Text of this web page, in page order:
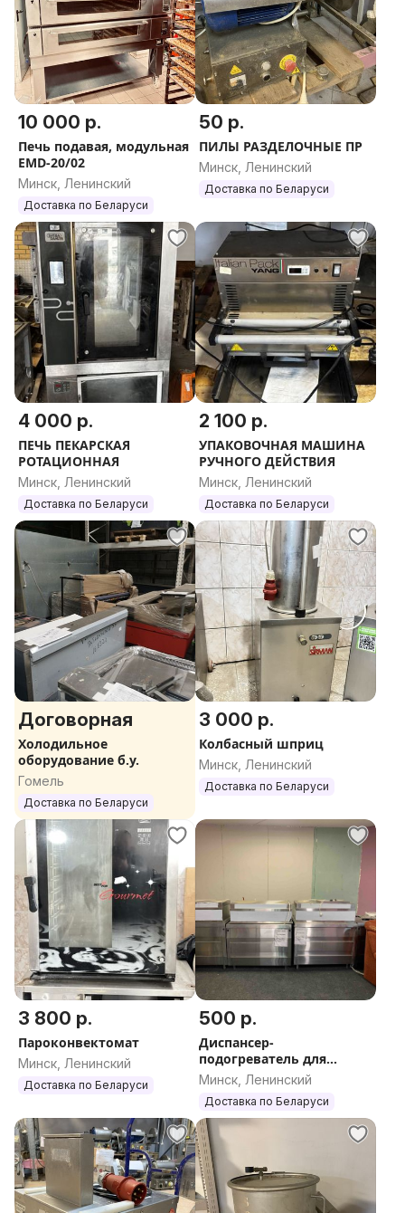
10 000 р.
Печь подавая, модульная
EMD-20/02
Минск, Ленинский
Доставка по Беларуси
50 р.
ПИЛЫ РАЗДЕЛОЧНЫЕ ПР
Минск, Ленинский
Доставка по Беларуси
4 000 р.
ПЕЧЬ ПЕКАРСКАЯ
РОТАЦИОННАЯ
Минск, Ленинский
Доставка по Беларуси
2 100 р.
УПАКОВОЧНАЯ МАШИНА
РУЧНОГО ДЕЙСТВИЯ
Минск, Ленинский
Доставка по Беларуси
Договорная
Холодильное
оборудование б.у.
Гомель
Доставка по Беларуси
3 000 р.
Колбасный шприц
Минск, Ленинский
Доставка по Беларуси
3 800 р.
Пароконвектомат
Минск, Ленинский
Доставка по Беларуси
500 р.
Диспансер-
подогреватель для
тарелок ВЕГА ЗДП-2
Минск, Ленинский
Доставка по Беларуси